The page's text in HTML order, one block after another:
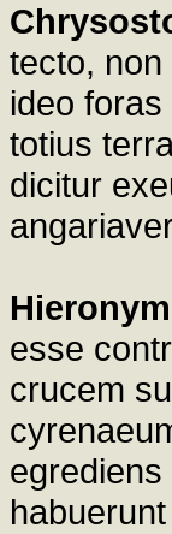
tecto,
ideo
totius
dicitur
esse
crucem